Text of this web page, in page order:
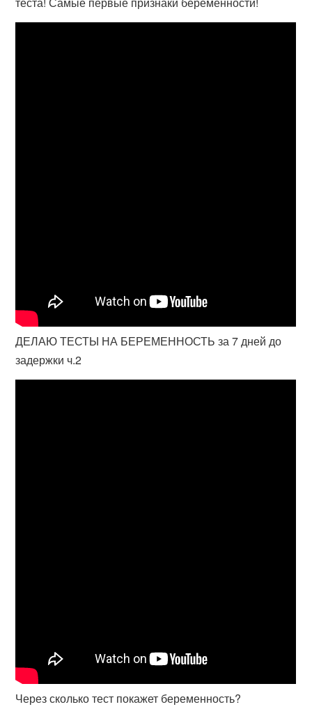
ДЕЛАЮ ТЕСТЫ НА БЕРЕМЕННОСТЬ за 7 дней до
задержки ч.2
Через сколько тест покажет беременность?